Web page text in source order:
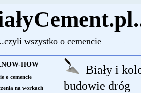
wszystko o cemencie
HOW
o cemencie
na workach
Biały i
budowie dróg